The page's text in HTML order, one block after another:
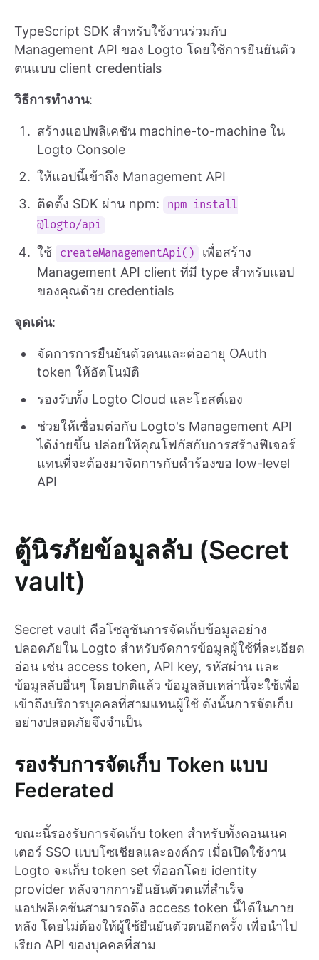
TypeScript SDK สำหรับใช้งานร่วมกับ
Management API ของ Logto โดยใช้การยืนยันตัว
ตนแบบ client credentials
วิธีการทำงาน:
สร้างแอปพลิเคชัน machine-to-machine ใน
Logto Console
ให้แอปนี้เข้าถึง Management API
ติดตั้ง SDK ผ่าน npm:
npm install
@logto/api
ใช้ createManagementApi()
เพื่อสร้าง
Management API client ที่มี type สำหรับแอป
ของคุณด้วย credentials
จุดเด่น:
จัดการการยืนยันตัวตนและต่ออายุ OAuth
token ให้อัตโนมัติ
รองรับทั้ง Logto Cloud และโฮสต์เอง
ช่วยให้เชื่อมต่อกับ Logto's Management API
ได้ง่ายขึ้น ปล่อยให้คุณโฟกัสกับการสร้างฟีเจอร์
แทนที่จะต้องมาจัดการกับคำร้องขอ low-level
API
ตู้นิรภัยข้อมูลลับ (Secret
vault)
Secret vault คือโซลูชันการจัดเก็บข้อมูลอย่าง
ปลอดภัยใน Logto สำหรับจัดการข้อมูลผู้ใช้ที่ละเอียด
อ่อน เช่น access token, API key, รหัสผ่าน และ
ข้อมูลลับอื่นๆ โดยปกติแล้ว ข้อมูลลับเหล่านี้จะใช้เพื่อ
เข้าถึงบริการบุคคลที่สามแทนผู้ใช้ ดังนั้นการจัดเก็บ
อย่างปลอดภัยจึงจำเป็น
รองรับการจัดเก็บ Token แบบ
Federated
ขณะนี้รองรับการจัดเก็บ token สำหรับทั้งคอนเนค
เตอร์ SSO แบบโซเชียลและองค์กร เมื่อเปิดใช้งาน
Logto จะเก็บ token set ที่ออกโดย identity
provider หลังจากการยืนยันตัวตนที่สำเร็จ
แอปพลิเคชันสามารถดึง access token นี้ได้ในภาย
หลัง โดยไม่ต้องให้ผู้ใช้ยืนยันตัวตนอีกครั้ง เพื่อนำไป
เรียก API ของบุคคลที่สาม